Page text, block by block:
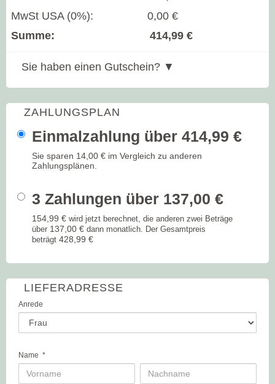
MwSt USA (0%):
0,00 €
Summe: 414,99 €
Sie haben einen Gutschein? ▼
ZAHLUNGSPLAN
Einmalzahlung über 414,99 €
Sie sparen 14,00 € im Vergleich zu anderen
Zahlungsplänen.
3 Zahlungen über 137,00 €
154,99 € wird jetzt berechnet, die anderen zwei Beträge
über 137,00 € dann monatlich. Der Gesamtpreis
beträgt 428,99 €
LIEFERADRESSE
Anrede
Name *